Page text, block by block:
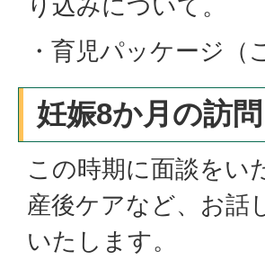
り込みについて。
・育児パッケージ（
妊娠8か月の訪問
この時期に面談をい
産後ケアなど、お話
いたします。